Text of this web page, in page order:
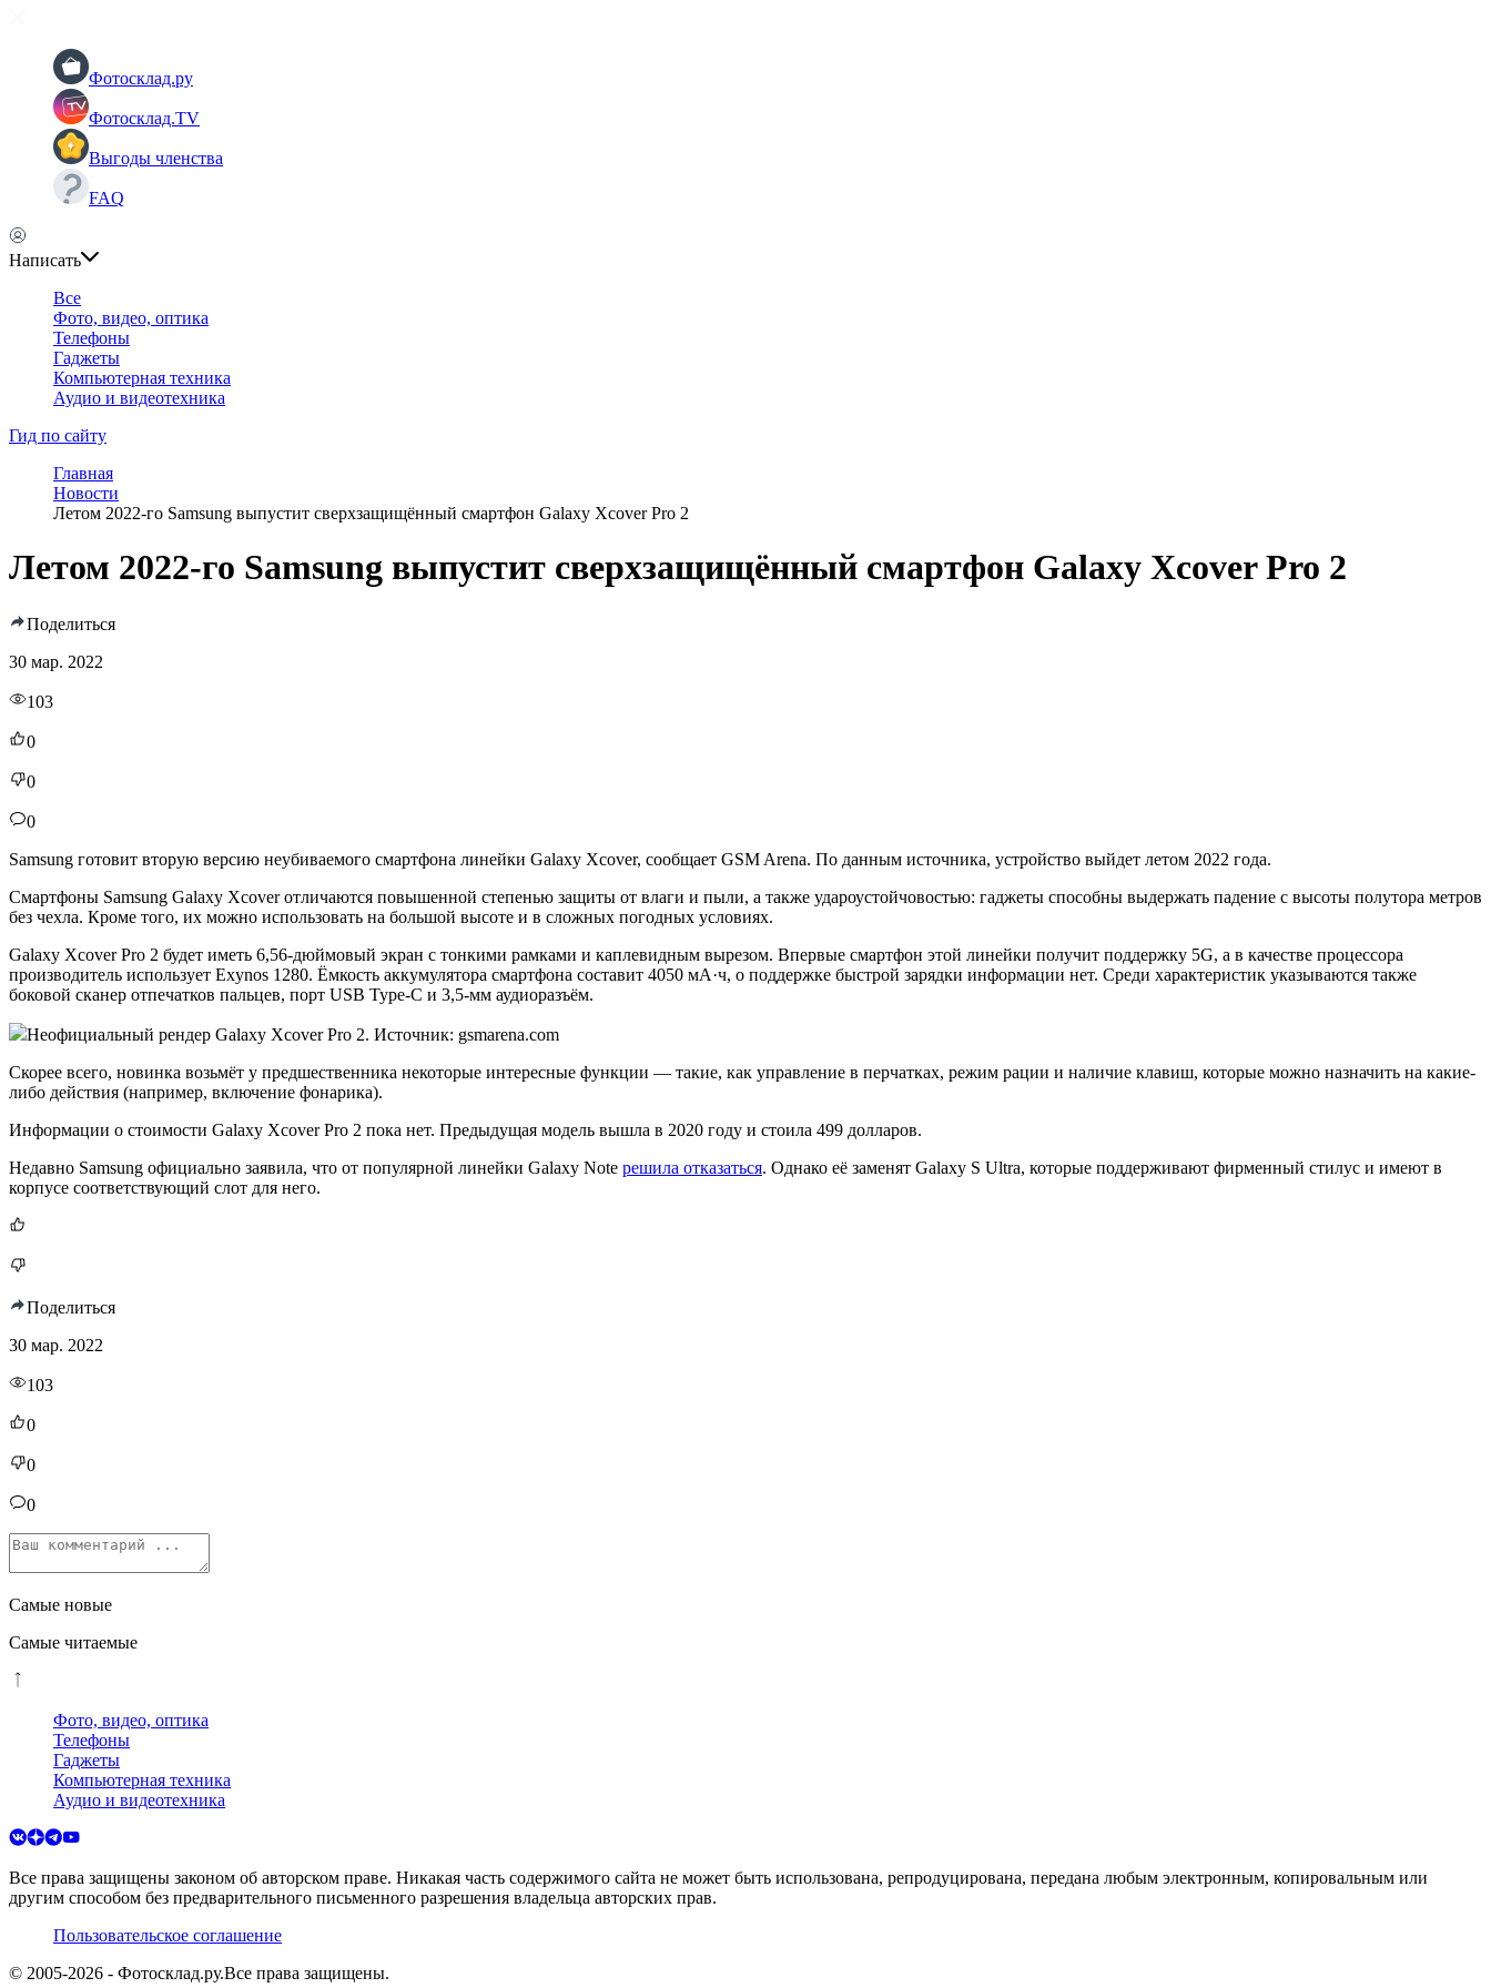
Фотосклад.ру
Фотосклад.TV
Выгоды членства
FAQ
Написать
Все
Фото, видео, оптика
Телефоны
Гаджеты
Компьютерная техника
Аудио и видеотехника
Гид по сайту
Главная
Новости
Летом 2022-го Samsung выпустит сверхзащищённый смартфон Galaxy Xcover Pro 2
Летом 2022-го Samsung выпустит сверхзащищённый смартфон Galaxy Xcover Pro 2
Поделиться
30 мар. 2022
103
0
0
0
Samsung готовит вторую версию неубиваемого смартфона линейки Galaxy Xcover, сообщает GSM Arena. По данным источника, устройство выйдет летом 2022 года.
Смартфоны Samsung Galaxy Xcover отличаются повышенной степенью защиты от влаги и пыли, а также удароустойчовостью: гаджеты способны выдержать падение с высоты полутора метров
без чехла. Кроме того, их можно использовать на большой высоте и в сложных погодных условиях.
Galaxy Xcover Pro 2 будет иметь 6,56-дюймовый экран с тонкими рамками и каплевидным вырезом. Впервые смартфон этой линейки получит поддержку 5G, а в качестве процессора
производитель использует Exynos 1280. Ёмкость аккумулятора смартфона составит 4050 мА·ч, о поддержке быстрой зарядки информации нет. Среди характеристик указываются также
боковой сканер отпечатков пальцев, порт USB Type-C и 3,5-мм аудиоразъём.
Неофициальный рендер Galaxy Xcover Pro 2. Источник: gsmarena.com
Скорее всего, новинка возьмёт у предшественника некоторые интересные функции — такие, как управление в перчатках, режим рации и наличие клавиш, которые можно назначить на какие-
либо действия (например, включение фонарика).
Информации о стоимости Galaxy Xcover Pro 2 пока нет. Предыдущая модель вышла в 2020 году и стоила 499 долларов.
Недавно Samsung официально заявила, что от популярной линейки Galaxy Note решила отказаться. Однако её заменят Galaxy S Ultra, которые поддерживают фирменный стилус и имеют в
корпусе соответствующий слот для него.
Поделиться
30 мар. 2022
103
0
0
0
Самые новые
Самые читаемые
Фото, видео, оптика
Телефоны
Гаджеты
Компьютерная техника
Аудио и видеотехника
Все права защищены законом об авторском праве. Никакая часть содержимого сайта не может быть использована, репродуцирована, передана любым электронным, копировальным или
другим способом без предварительного письменного разрешения владельца авторских прав.
Пользовательское соглашение
© 2005-2026 - Фотосклад.ру.Все права защищены.